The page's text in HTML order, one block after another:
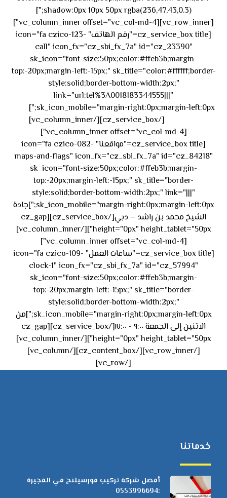
shadow:0px 10px 50px rgba(236,47,43,0.3);"]
[vc_row_inner][vc_column_inner offset="vc_col-md-4"]
[cz_service_box title="رقم الهاتف" icon="fa czico-123-
call" icon_fx="cz_sbi_fx_7a" id="cz_23390"
sk_icon="font-size:50px;color:#ffeb3b;margin-
top:-20px;margin-left:-15px;" sk_title="color:#ffffff;border-
style:solid;border-bottom-width:2px;"
link="url:tel%3A0018183344555|||"
sk_icon_mobile="margin-right:0px;margin-left:0px;"]
[/cz_service_box][/vc_column_inner]
[vc_column_inner offset="vc_col-md-4"]
[cz_service_box title="مواقعنا" icon="fa czico-082-
maps-and-flags" icon_fx="cz_sbi_fx_7a" id="cz_84218"
sk_icon="font-size:50px;color:#ffeb3b;margin-
top:-20px;margin-left:-15px;" sk_title="border-
style:solid;border-bottom-width:2px;" link="|||"
sk_icon_mobile="margin-right:0px;margin-left:0px;"]جادة
الشيخ محمد بن راشد – دبي[/cz_service_box][cz_gap
height="0px" height_tablet="50px"][/vc_column_inner]
[vc_column_inner offset="vc_col-md-4"]
[cz_service_box title="ساعات العمل" icon="fa czico-109-
clock-1" icon_fx="cz_sbi_fx_7a" id="cz_57994"
sk_icon="font-size:50px;color:#ffeb3b;margin-
top:-20px;margin-left:-15px;" sk_title="border-
style:solid;border-bottom-width:2px;"
sk_icon_mobile="margin-right:0px;margin-left:0px;"]من
الاثنين إلى الجمعة ٩:٠٠ - ١٧:٠٠[/cz_service_box][cz_gap
height="0px" height_tablet="50px"][/vc_column_inner]
[/vc_row_inner][/cz_content_box][/vc_column]
[/vc_row]
خدماتنا
أفضل شركة تركيب فورسيلنج في الفجيرة
:0553996694